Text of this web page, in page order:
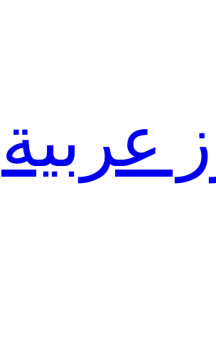
عربية